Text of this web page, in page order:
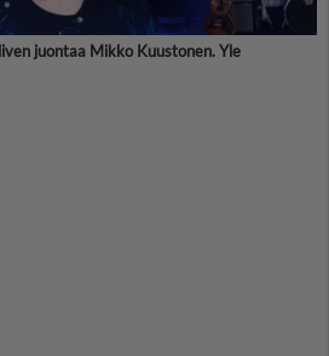
juontaa Mikko Kuustonen. Yle